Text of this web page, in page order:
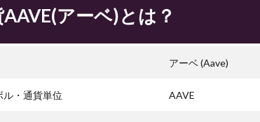
アーベ)とは？
アーベ (Aave)
ル・通貨単位 AAVE